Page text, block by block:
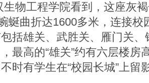
物工程学院看到，这座灰
蜒曲折达1600多米，连接
括雄关、武胜关、雁门关
最高的“雄关”约有六层楼房
时有学生在“校园长城”上留